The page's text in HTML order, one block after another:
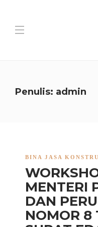
Penulis: admin
BINA JASA
MENTERI
DAN
NOMOR 8